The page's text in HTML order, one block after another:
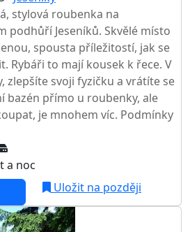
stylová roubenka na
podhůří Jeseníků. Skvělé místo
spousta příležitostí, jak se
Rybáři to mají kousek k řece. V
zlepšíte svoji fyzičku a vrátíte se
bazén přímo u roubenky, ale
je mnohem víc. Podmínky
a noc
Uložit na později